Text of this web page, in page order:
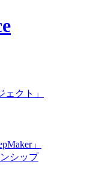
クト」
」
シップ